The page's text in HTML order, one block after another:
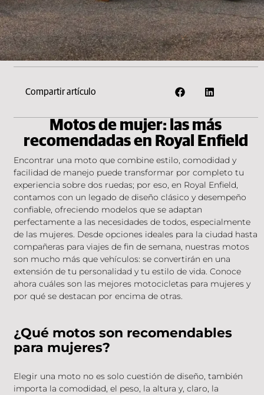
Compartir artículo
Motos de mujer: las más
recomendadas en Royal Enfield
Encontrar una moto que combine estilo, comodidad y
facilidad de manejo puede transformar por completo tu
experiencia sobre dos ruedas; por eso, en Royal Enfield,
contamos con un legado de diseño clásico y desempeño
confiable, ofreciendo modelos que se adaptan
perfectamente a las necesidades de todos, especialmente
de las mujeres. Desde opciones ideales para la ciudad hasta
compañeras para viajes de fin de semana, nuestras motos
son mucho más que vehículos: se convertirán en una
extensión de tu personalidad y tu estilo de vida. Conoce
ahora cuáles son las mejores motocicletas para mujeres y
por qué se destacan por encima de otras.
¿Qué motos son recomendables
para mujeres?
Elegir una moto no es solo cuestión de diseño, también
importa la comodidad, el peso, la altura y, claro, la